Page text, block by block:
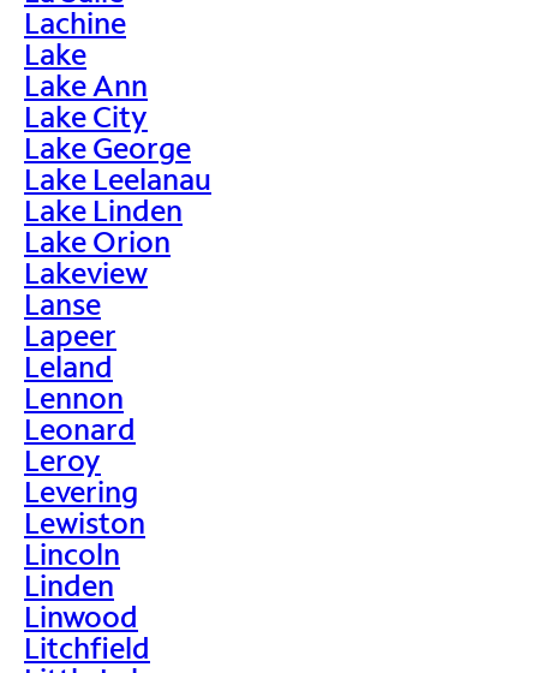
Lachine
Lake
Lake Ann
Lake City
Lake George
Lake Leelanau
Lake Linden
Lake Orion
Lakeview
Lanse
Lapeer
Leland
Lennon
Leonard
Leroy
Levering
Lewiston
Lincoln
Linden
Linwood
Litchfield